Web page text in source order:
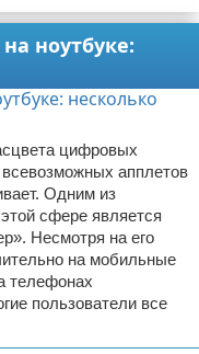
ноутбуке:
цифровых
апплетов
Одним из
сфере является
Несмотря на его
на мобильные
телефонах
пользователи все